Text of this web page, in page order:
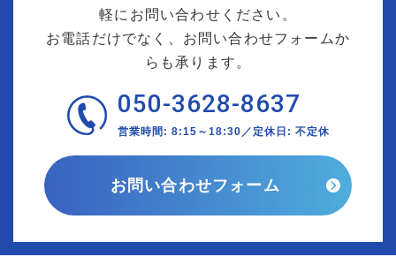
軽にお問い合わせください。
お電話だけでなく、お問い合わせフォームか
らも承ります。
050-3628-8637
営業時間: 8:15～18:30／定休日: 不定休
お問い合わせフォーム